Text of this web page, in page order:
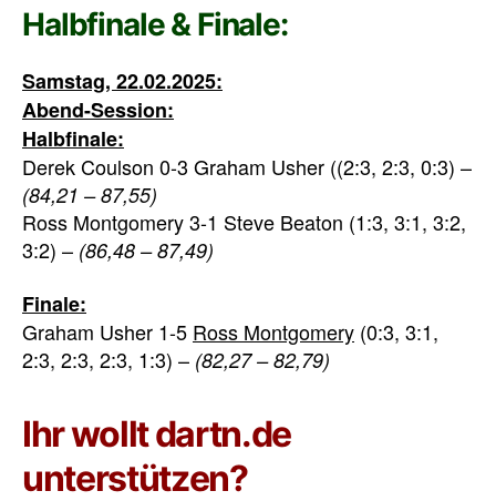
Halbfinale & Finale:
Samstag, 22.02.2025:
Abend-Session:
Halbfinale:
Derek Coulson 0-3 Graham Usher ((2:3, 2:3, 0:3) –
(84,21 – 87,55)
Ross Montgomery 3-1 Steve Beaton (1:3, 3:1, 3:2,
3:2) – (86,48 – 87,49)
Finale:
Graham Usher 1-5 Ross Montgomery (0:3, 3:1,
2:3, 2:3, 2:3, 1:3) – (82,27 – 82,79)
Ihr wollt dartn.de
unterstützen?